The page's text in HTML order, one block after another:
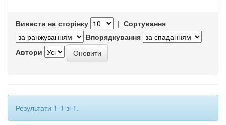
Вивести на сторінку | Сортування
Впорядкування
Автори
Результати 1-1 зі 1.